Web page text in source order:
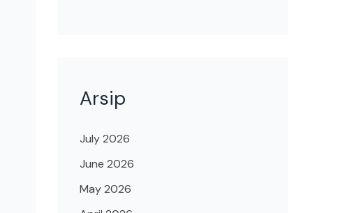
Arsip
July 2026
June 2026
May 2026